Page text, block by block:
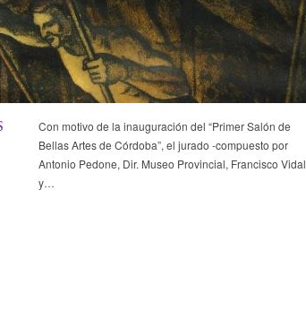
Con motivo de la inauguración del “Primer Salón de
Bellas Artes de Córdoba”, el jurado -compuesto por
Antonio Pedone, Dir. Museo Provincial, Francisco Vidal
y…